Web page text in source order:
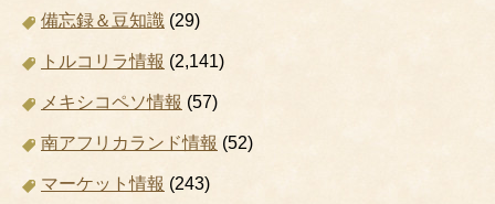
備忘録＆豆知識 (29)
トルコリラ情報 (2,141)
メキシコペソ情報 (57)
南アフリカランド情報 (52)
マーケット情報 (243)